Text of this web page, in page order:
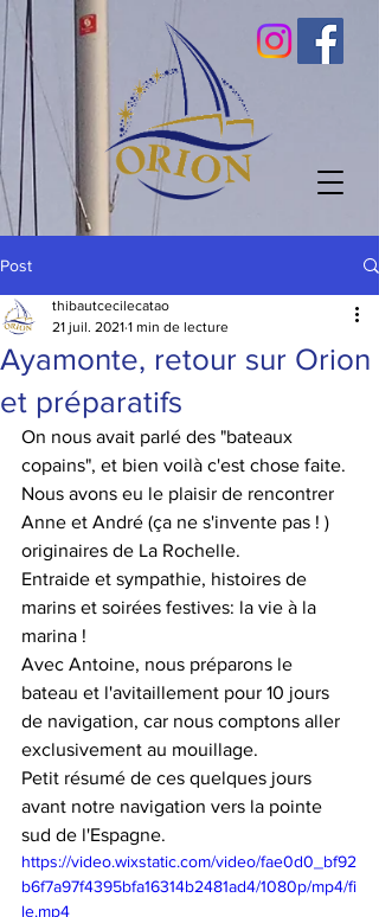
Post
Ayamonte, retour sur Orion
et préparatifs
thibautcecilecatao
21 juil. 2021 1 min de lecture
On nous avait parlé des "bateaux
copains", et bien voilà c'est chose faite.
Nous avons eu le plaisir de rencontrer
Anne et André (ça ne s'invente pas ! )
originaires de La Rochelle.
Entraide et sympathie, histoires de
marins et soirées festives: la vie à la
marina !
Avec Antoine, nous préparons le
bateau et l'avitaillement pour 10 jours
de navigation, car nous comptons aller
exclusivement au mouillage.
Petit résumé de ces quelques jours
avant notre navigation vers la pointe
sud de l'Espagne.
https://video.wixstatic.com/video/fae0d0_bf92
b6f7a97f4395bfa16314b2481ad4/1080p/mp4/fi
le.mp4